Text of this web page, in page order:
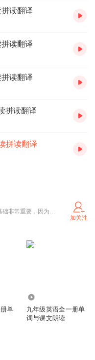
读翻译
读翻译
读翻译
拼读翻译
拼读翻译
同号分享，学习语言日积月累，基础非常重要，因为年级越高单词语法句子都会越来越复杂，大学阶段句子结构一句话几十个上百个单词是常事。大家一起加油，喜欢就分享给更多人，让更多人受益，谢谢大家的肯定！
加关注
单
九年级英语全一册单
词与课文朗读